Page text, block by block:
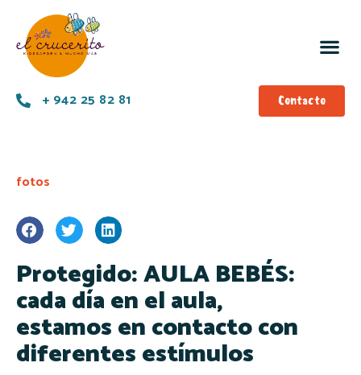
+ 942 25 82 81 Contacto
fotos
Protegido: AULA BEBÉS:
cada día en el aula,
estamos en contacto con
diferentes estímulos